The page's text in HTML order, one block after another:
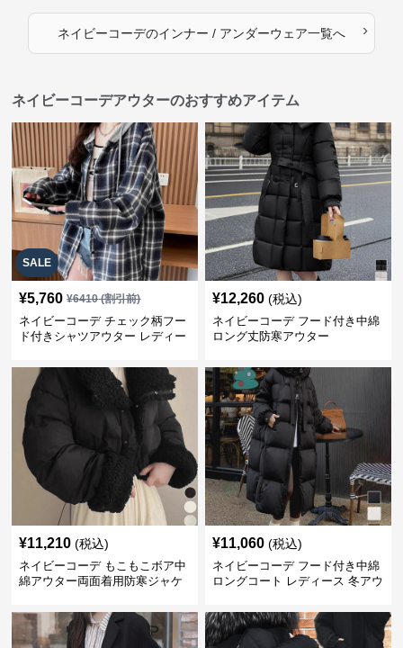
ネイビーコーデのインナー / アンダーウェア一覧へ ›
ネイビーコーデアウターのおすすめアイテム
SALE
¥5,760 ¥6410(割引前)
ネイビーコーデ チェック柄フー
ド付きシャツアウター レディー
¥12,260 (税込)
ネイビーコーデ フード付き中綿
ロング丈防寒アウター
¥11,210 (税込)
ネイビーコーデ もこもこボア中
綿アウター両面着用防寒ジャケ
¥11,060 (税込)
ネイビーコーデ フード付き中綿
ロングコート レディース 冬アウ